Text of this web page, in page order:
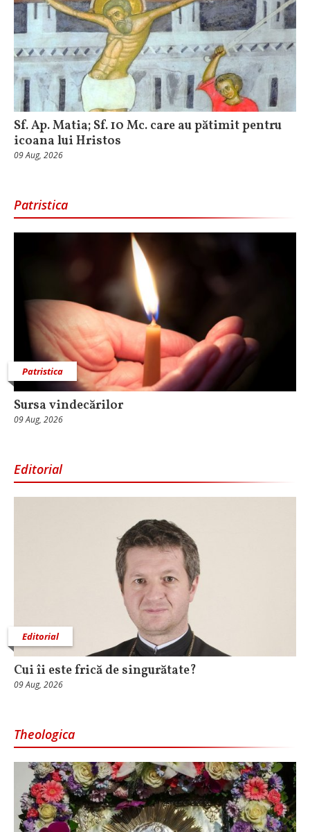
Sf. Ap. Matia; Sf. 10 Mc. care au pătimit pentru
icoana lui Hristos
09 Aug, 2026
Patristica
Patristica
Sursa vindecărilor
09 Aug, 2026
Editorial
Editorial
Cui îi este frică de singurătate?
09 Aug, 2026
Theologica